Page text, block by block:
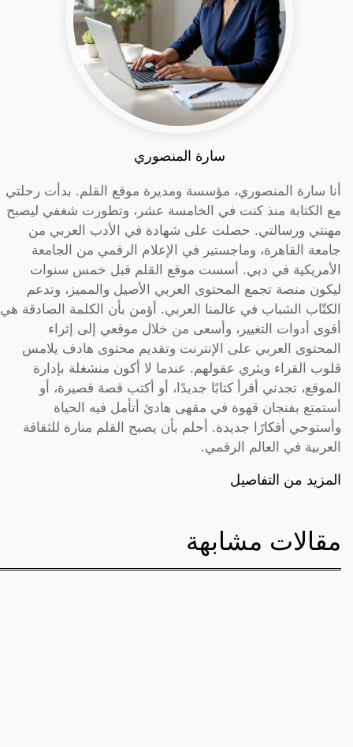
سارة المنصوري
أنا سارة المنصوري، مؤسسة ومديرة موقع القلم. بدأت رحلتي
مع الكتابة منذ كنت في الخامسة عشر، وتطورت شغفي ليصبح
مهنتي ورسالتي. حصلت على شهادة في الأدب العربي من
جامعة القاهرة، وماجستير في الإعلام الرقمي من الجامعة
الأمريكية في دبي. أسست موقع القلم قبل خمس سنوات
ليكون منصة تجمع المحتوى العربي الأصيل والمميز، وتدعم
الكتّاب الشباب في عالمنا العربي. أؤمن بأن الكلمة الصادقة هي
أقوى أدوات التغيير، وأسعى من خلال موقعي إلى إثراء
المحتوى العربي على الإنترنت وتقديم محتوى هادف يلامس
قلوب القراء ويثري عقولهم. عندما لا أكون منشغلة بإدارة
الموقع، تجدني أقرأ كتابًا جديدًا، أو أكتب قصة قصيرة، أو
أستمتع بفنجان قهوة في مقهى هادئ أتأمل فيه الحياة
وأستوحي أفكارًا جديدة. أحلم بأن يصبح القلم منارة للثقافة
العربية في العالم الرقمي.
المزيد من التفاصيل
مقالات مشابهة